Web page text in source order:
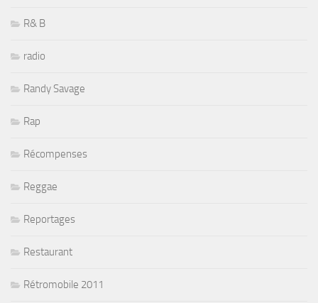
R& B
radio
Randy Savage
Rap
Récompenses
Reggae
Reportages
Restaurant
Rétromobile 2011